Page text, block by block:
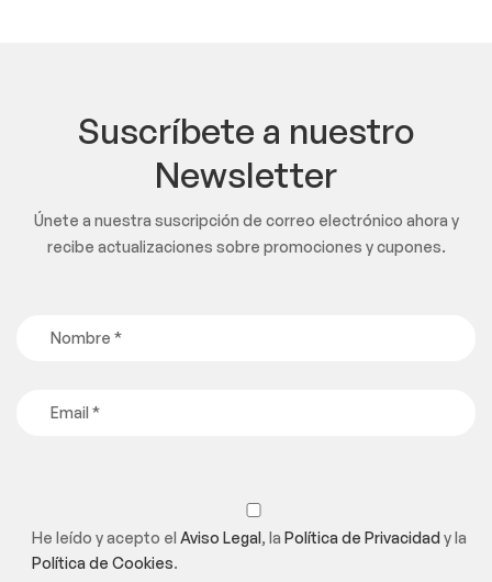
Suscríbete a nuestro
Newsletter
Únete a nuestra suscripción de correo electrónico ahora y
recibe actualizaciones sobre promociones y cupones.
He leído y acepto el Aviso Legal, la Política de Privacidady la
Política de Cookies.